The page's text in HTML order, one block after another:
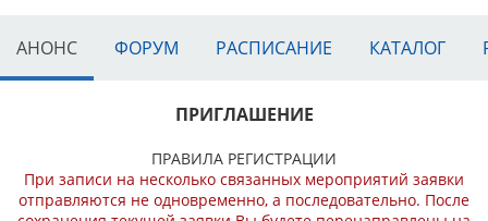
АНОНС ФОРУМ РАСПИСАНИЕ КАТАЛОГ
ПРИГЛАШЕНИЕ
ПРАВИЛА РЕГИСТРАЦИИ
При записи на несколько связанных мероприятий заявки
отправляются не одновременно, а последовательно. После